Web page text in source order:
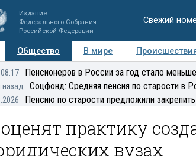
Издание
Федерального Собрания
Российской Федерации
Свежий
Общество В мире
Мнения Регионы Медиацентр
08:17 Пенсионеров в России за год стало
Соцфонд: Средняя пенсия по старости в
Пенсию по старости предложили
практику
вузах